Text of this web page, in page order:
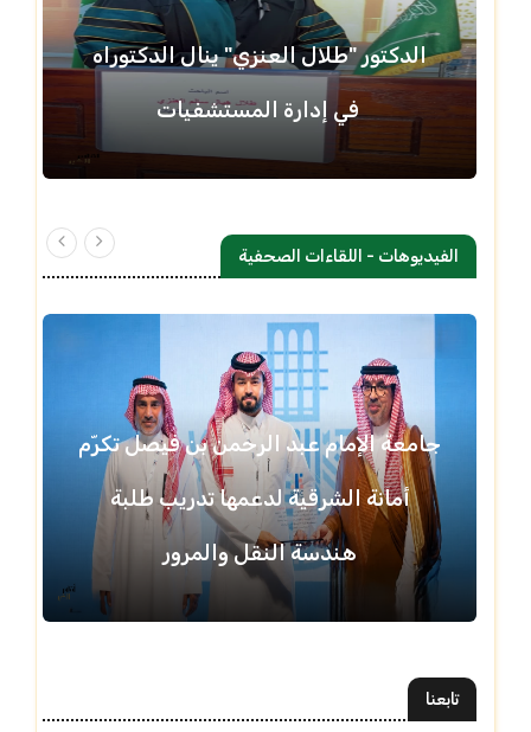
الدكتور "طلال العنزي" ينال الدكتوراه
في إدارة المستشفيات
الفيديوهات - اللقاءات الصحفية
جامعة الإمام عبد الرحمن بن فيصل تكرّم
أمانة الشرقية لدعمها تدريب طلبة
هندسة النقل والمرور
تابعنا